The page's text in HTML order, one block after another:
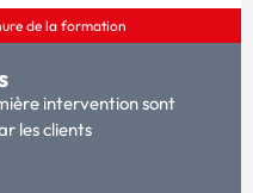
de la formation
intervention sont
les clients